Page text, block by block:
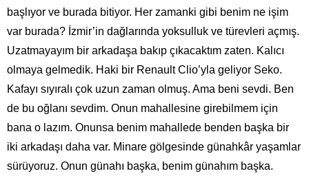
başlıyor ve burada bitiyor. Her zamanki gibi benim ne işim
var burada? İzmir’in dağlarında yoksulluk ve türevleri açmış.
Uzatmayayım bir arkadaşa bakıp çıkacaktım zaten. Kalıcı
olmaya gelmedik. Haki bir Renault Clio’yla geliyor Seko.
Kafayı sıyıralı çok uzun zaman olmuş. Ama beni sevdi. Ben
de bu oğlanı sevdim. Onun mahallesine girebilmem için
bana o lazım. Onunsa benim mahallede benden başka bir
iki arkadaşı daha var. Minare gölgesinde günahkâr yaşamlar
sürüyoruz. Onun günahı başka, benim günahım başka.